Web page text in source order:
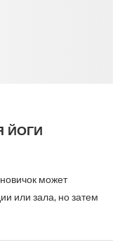
ЙОГИ
может
или зала, но затем